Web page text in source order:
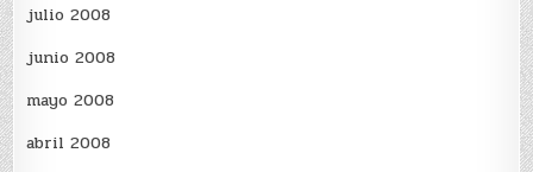
julio 2008
junio 2008
mayo 2008
abril 2008